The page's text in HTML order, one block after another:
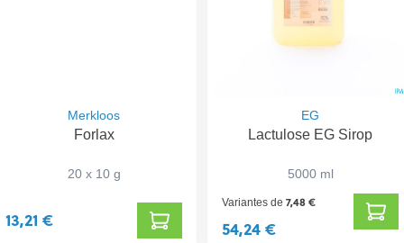
Merkloos
Forlax
20 x 10 g
13,21 €
EG
Lactulose EG Sirop
5000 ml
Variantes de7,48 €
54,24 €